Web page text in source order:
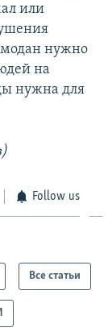
или
нужно
на
нужна для
Follow us
Все статьи